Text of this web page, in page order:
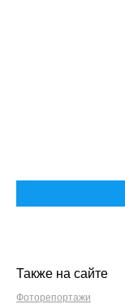
Также на сайте
Фоторепортажи